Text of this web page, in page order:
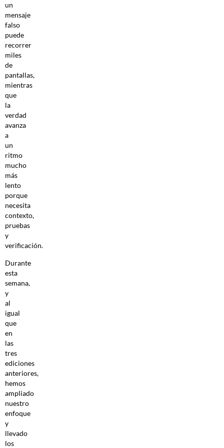
un
mensaje
falso
puede
recorrer
miles
de
pantallas,
mientras
que
la
verdad
avanza
a
un
ritmo
mucho
más
lento
porque
necesita
contexto,
pruebas
y
verificación.
Durante
esta
semana,
y
al
igual
que
en
las
tres
ediciones
anteriores,
hemos
ampliado
nuestro
enfoque
y
llevado
los